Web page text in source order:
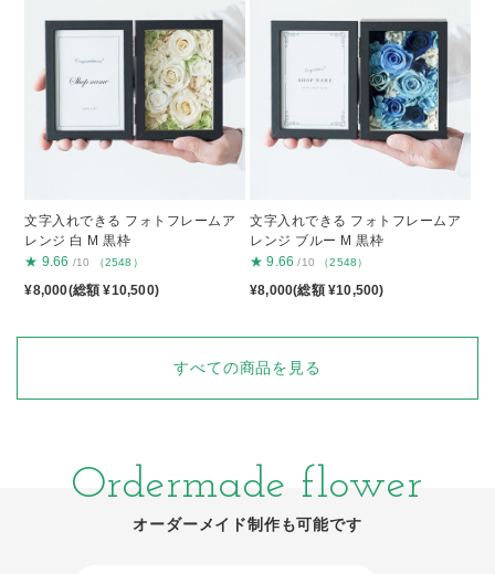
文字入れできる フォトフレームア
レンジ 白 M 黒枠
★ 9.66 /10 （2548）
¥8,000(総額 ¥10,500)
文字入れできる フォトフレームア
レンジ ブルー M 黒枠
★ 9.66 /10 （2548）
¥8,000(総額 ¥10,500)
すべての商品を見る
Ordermade flower
オーダーメイド制作も可能です